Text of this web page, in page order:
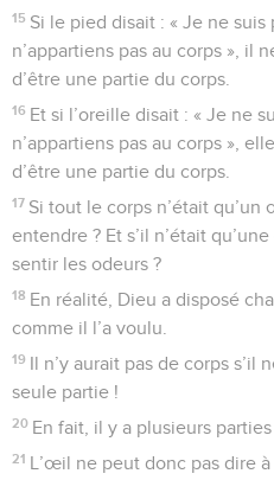
15 Si le pied disait : « Je ne
n’appartiens pas au corps », il
d’être une partie du corps.
16 Et si l’oreille disait : « Je ne
n’appartiens pas au corps »,
d’être une partie du corps.
17 Si tout le corps n’était
entendre ? Et s’il n’était
sentir les odeurs ?
18 En réalité, Dieu a disposé
comme il l’a voulu.
19 Il n’y aurait pas de corps s’il
seule partie !
20 En fait, il y a plusieurs
21 L’œil ne peut donc pas dire à